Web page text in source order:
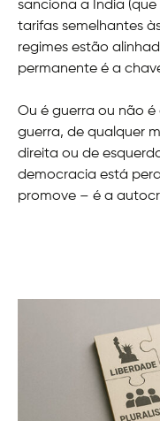
sanciona a Índia
tarifas semelhantes
regimes estão
permanente é a
Ou é guerra ou não é
guerra, de qualquer
direita ou de
democracia está
promove – é a